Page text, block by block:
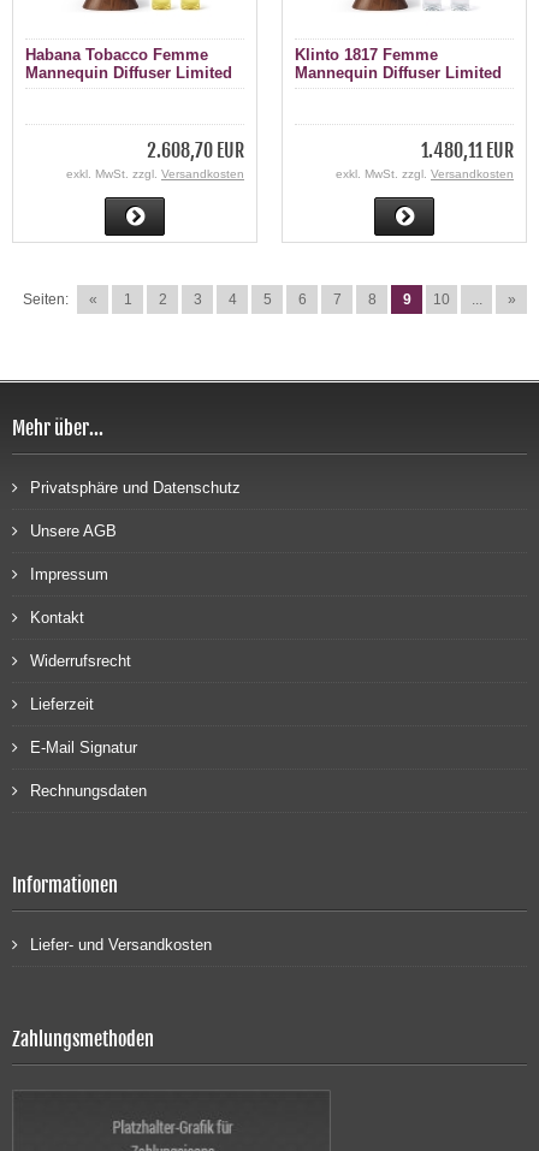
Habana Tobacco Femme
Mannequin Diffuser Limited
Edition 1000 ml
2.608,70 EUR
exkl. MwSt. zzgl. Versandkosten
Klinto 1817 Femme
Mannequin Diffuser Limited
Edition 200 ml
1.480,11 EUR
exkl. MwSt. zzgl. Versandkosten
Seiten: « 1 2 3 4 5 6 7 8 9 10 »
Mehr über...
Privatsphäre und Datenschutz
Unsere AGB
Impressum
Kontakt
Widerrufsrecht
Lieferzeit
E-Mail Signatur
Rechnungsdaten
Informationen
Liefer- und Versandkosten
Zahlungsmethoden